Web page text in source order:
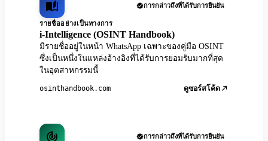
การกล่าวถึงที่ได้รับการยืนยัน
รายชื่ออย่างเป็นทางการ
i-Intelligence (OSINT Handbook)
มีรายชื่ออยู่ในหน้า WhatsApp เฉพาะของคู่มือ OSINT
ซึ่งเป็นหนึ่งในแหล่งอ้างอิงที่ได้รับการยอมรับมากที่สุด
ในอุตสาหกรรมนี้
osinthandbook.com ดูซอร์สโค้ด
การกล่าวถึงที่ได้รับการยืนยัน